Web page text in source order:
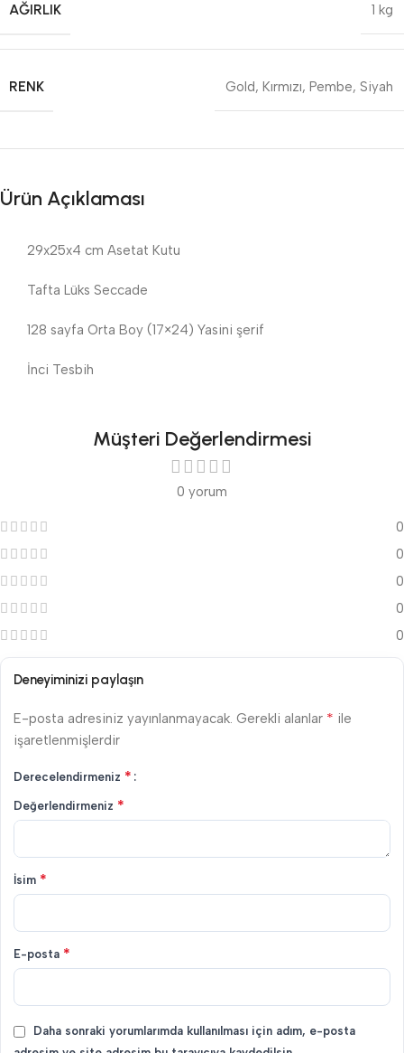
AĞIRLIK 1 kg
RENK Gold, Kırmızı, Pembe, Siyah
Ürün Açıklaması
29x25x4 cm Asetat Kutu
Tafta Lüks Seccade
128 sayfa Orta Boy (17×24) Yasini şerif
İnci Tesbih
Müşteri Değerlendirmesi
0 yorum
0
0
0
0
0
Deneyiminizi paylaşın
E-posta adresiniz yayınlanmayacak. Gerekli alanlar * ile
işaretlenmişlerdir
Derecelendirmeniz *
Değerlendirmeniz *
İsim *
E-posta *
Daha sonraki yorumlarımda kullanılması için adım, e-posta